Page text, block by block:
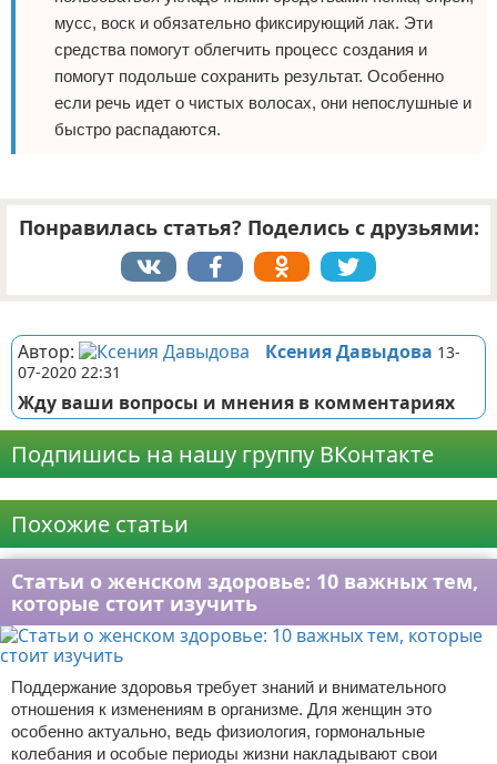
мусс, воск и обязательно фиксирующий лак. Эти
средства помогут облегчить процесс создания и
помогут подольше сохранить результат. Особенно
если речь идет о чистых волосах, они непослушные и
быстро распадаются.
Понравилась статья? Поделись с друзьями:
Автор: Ксения Давыдова 13-
07-2020 22:31
Жду ваши вопросы и мнения в комментариях
Подпишись на нашу группу ВКонтакте
Похожие статьи
Статьи о женском здоровье: 10 важных тем,
которые стоит изучить
Поддержание здоровья требует знаний и внимательного
отношения к изменениям в организме. Для женщин это
особенно актуально, ведь физиология, гормональные
колебания и особые периоды жизни накладывают свои